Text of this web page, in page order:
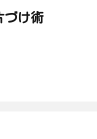
づけ術